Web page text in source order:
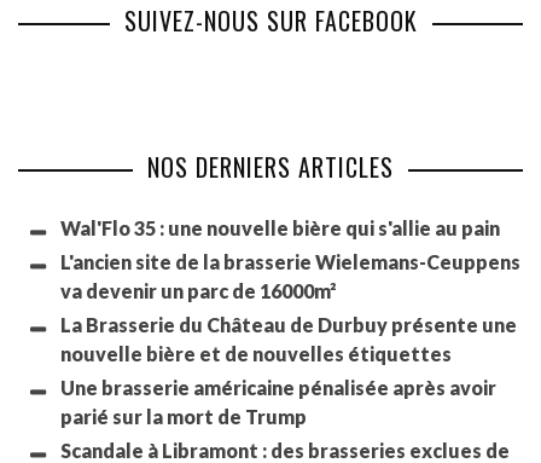
SUIVEZ-NOUS SUR FACEBOOK
NOS DERNIERS ARTICLES
Wal'Flo 35 : une nouvelle bière qui s'allie au pain
L'ancien site de la brasserie Wielemans-Ceuppens
va devenir un parc de 16000m²
La Brasserie du Château de Durbuy présente une
nouvelle bière et de nouvelles étiquettes
Une brasserie américaine pénalisée après avoir
parié sur la mort de Trump
Scandale à Libramont : des brasseries exclues de